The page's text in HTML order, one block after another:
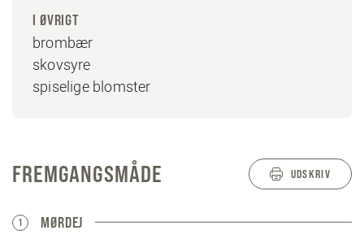
I ØVRIGT
brombær
skovsyre
spiselige blomster
FREMGANGSMÅDE UDSKRIV
1 MØRDEJ